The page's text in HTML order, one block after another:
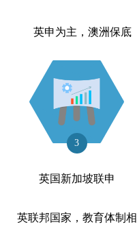
英申为主，澳洲保底
3
英国新加坡联申
英联邦国家，教育体制相